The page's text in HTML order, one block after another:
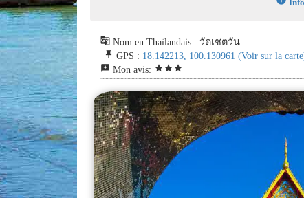
g_translate Nom en Thaïlandais : วัดเชตวัน
push_pin GPS : 18.142213, 100.130961 (Voir sur la
reviews Mon avis: starstarstar